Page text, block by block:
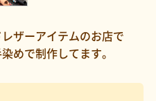
ザーアイテムのお店で
めで制作してます。